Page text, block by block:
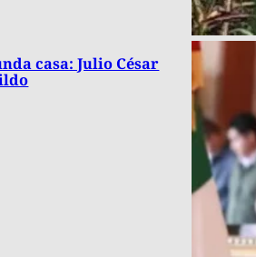
casa: Julio César